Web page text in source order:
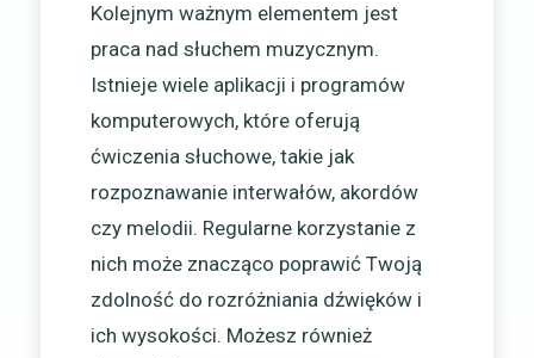
Kolejnym ważnym elementem jest
praca nad słuchem muzycznym.
Istnieje wiele aplikacji i programów
komputerowych, które oferują
ćwiczenia słuchowe, takie jak
rozpoznawanie interwałów, akordów
czy melodii. Regularne korzystanie z
nich może znacząco poprawić Twoją
zdolność do rozróżniania dźwięków i
ich wysokości. Możesz również